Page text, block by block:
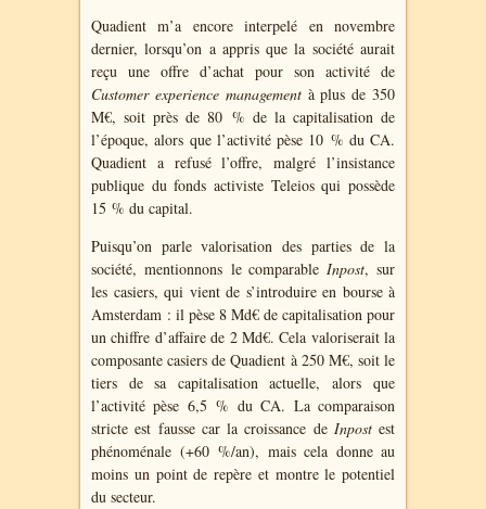
Quadient m’a encore interpelé en novembre
dernier, lorsqu’on a appris que la société aurait
reçu une offre d’achat pour son activité de
Customer experience managementà plus de 350
M€, soit près de 80 % de la capitalisation de
l’époque, alors que l’activité pèse 10 % du CA.
Quadient a refusé l’offre, malgré l’insistance
publique du fonds activiste Teleios qui possède
15 % du capital.
Puisqu’on parle valorisation des parties de la
société, mentionnons le comparableInpost, sur
les casiers, qui vient de s’introduire en bourse à
Amsterdam : il pèse 8 Md€ de capitalisation pour
un chiffre d’affaire de 2 Md€. Cela valoriserait la
composante casiers de Quadient à 250 M€, soit le
tiers de sa capitalisation actuelle, alors que
l’activité pèse 6,5 % du CA. La comparaison
stricte est fausse car la croissance de Inpostest
phénoménale (+60 %/an), mais cela donne au
moins un point de repère et montre le potentiel
du secteur.